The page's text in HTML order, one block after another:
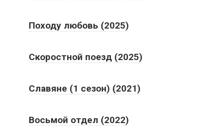
Походу любовь (2025)
Скоростной поезд (2025)
Славяне (1 сезон) (2021)
Восьмой отдел (2022)